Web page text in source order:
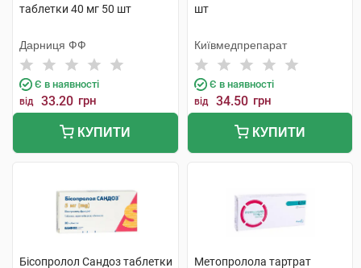
таблетки 40 мг 50 шт
Дарниця ФФ
Є в наявності
від 33.20 грн
КУПИТИ
шт
Київмедпрепарат
Є в наявності
від 34.50 грн
КУПИТИ
Бісопролол Сандоз таблетки Метопролола тартрат